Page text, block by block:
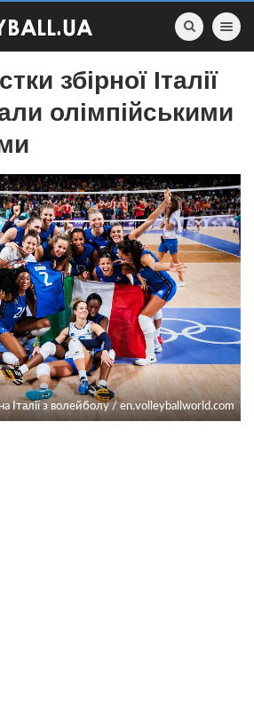
Toggle
збірної Італії
олімпійськими
Італії з волейболу / en.volleyballworld.com